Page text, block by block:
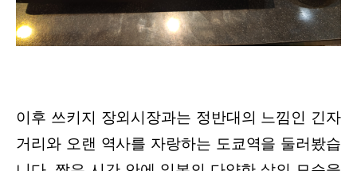
이후 쓰키지 장외시장과는 정반대의 느낌인 긴자
거리와 오랜 역사를 자랑하는 도쿄역을 둘러봤습